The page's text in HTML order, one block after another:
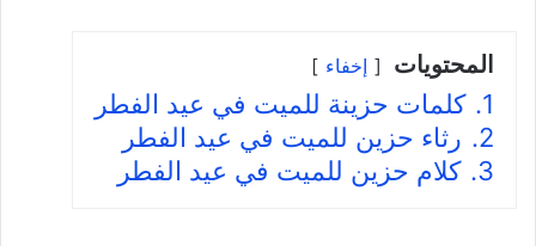
المحتويات إخفاء
1. كلمات حزينة للميت في عيد الفطر
2.
رثاء حزين للميت في عيد الفطر
3. كلام حزين للميت في عيد الفطر